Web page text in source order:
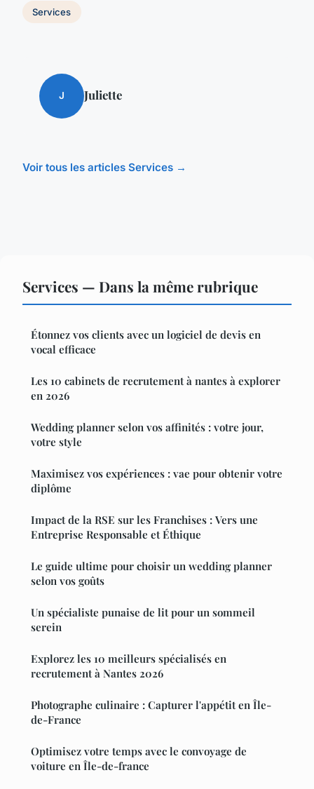
Services
J Juliette
Voir tous les articles Services →
Services — Dans la même rubrique
Étonnez vos clients avec un logiciel de devis en
vocal efficace
Les 10 cabinets de recrutement à nantes à explorer
en 2026
Wedding planner selon vos affinités : votre jour,
votre style
Maximisez vos expériences : vae pour obtenir votre
diplôme
Impact de la RSE sur les Franchises : Vers une
Entreprise Responsable et Éthique
Le guide ultime pour choisir un wedding planner
selon vos goûts
Un spécialiste punaise de lit pour un sommeil
serein
Explorez les 10 meilleurs spécialisés en
recrutement à Nantes 2026
Photographe culinaire : Capturer l'appétit en Île-
de-France
Optimisez votre temps avec le convoyage de
voiture en Île-de-france